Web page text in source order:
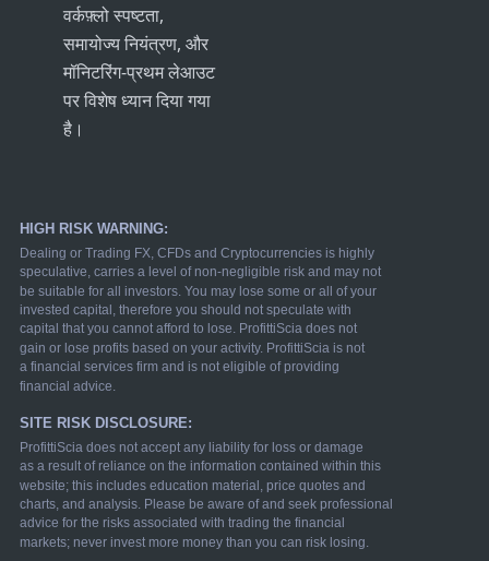
वर्कफ़्लो स्पष्टता,
समायोज्य नियंत्रण, और
मॉनिटरिंग-प्रथम लेआउट
पर विशेष ध्यान दिया गया
है।